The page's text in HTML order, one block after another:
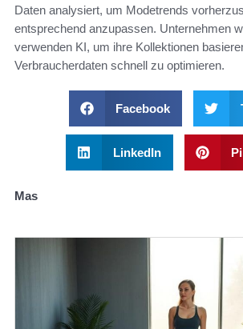
Daten analysiert, um Modetrends
entsprechend anzupassen. Unternehmen
verwenden KI, um ihre Kollektionen
Verbraucherdaten schnell zu optimieren.
Facebook
LinkedIn
Mas